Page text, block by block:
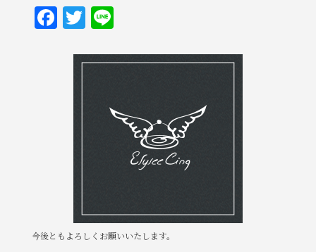
F
a
T
w
it
Li
e
今後ともよろしくお願いいたします。